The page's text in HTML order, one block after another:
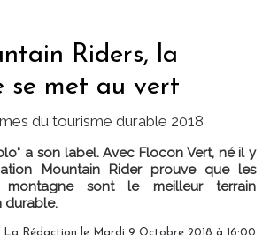
Riders, la
se met au vert
du tourisme durable 2018
a son label. Avec Flocon Vert, né il y
Mountain Rider prouve que les
montagne sont le meilleur terrain
durable.
La Rédaction le Mardi 9 Octobre 2018 à 16:00